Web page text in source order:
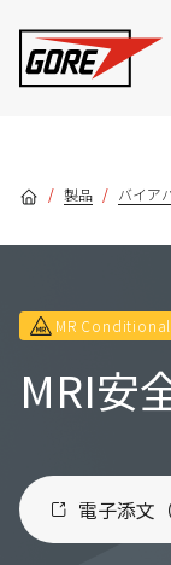
製品 バイア
MR Conditional
MRI安
電子添文